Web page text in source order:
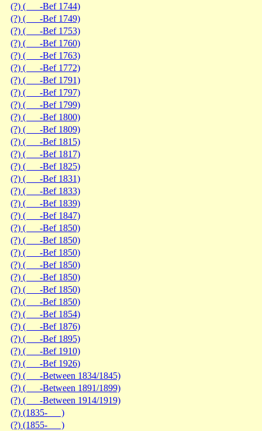
(?) ( -Bef 1744)
(?) ( -Bef 1749)
(?) ( -Bef 1753)
(?) ( -Bef 1760)
(?) ( -Bef 1763)
(?) ( -Bef 1772)
(?) ( -Bef 1791)
(?) ( -Bef 1797)
(?) ( -Bef 1799)
(?) ( -Bef 1800)
(?) ( -Bef 1809)
(?) ( -Bef 1815)
(?) ( -Bef 1817)
(?) ( -Bef 1825)
(?) ( -Bef 1831)
(?) ( -Bef 1833)
(?) ( -Bef 1839)
(?) ( -Bef 1847)
(?) ( -Bef 1850)
(?) ( -Bef 1850)
(?) ( -Bef 1850)
(?) ( -Bef 1850)
(?) ( -Bef 1850)
(?) ( -Bef 1850)
(?) ( -Bef 1850)
(?) ( -Bef 1854)
(?) ( -Bef 1876)
(?) ( -Bef 1895)
(?) ( -Bef 1910)
(?) ( -Bef 1926)
(?) ( -Between 1834/1845)
(?) ( -Between 1891/1899)
(?) ( -Between 1914/1919)
(?) (1835- )
(?) (1855- )